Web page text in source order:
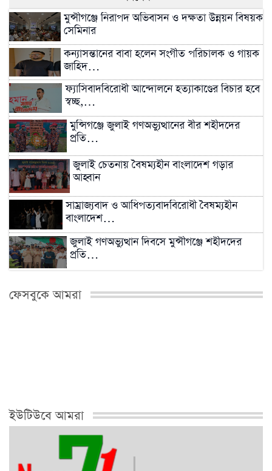
মুন্সীগঞ্জে নিরাপদ অভিবাসন ও দক্ষতা উন্নয়ন বিষয়ক
সেমিনার
কন্যাসন্তানের বাবা হলেন সংগীত পরিচালক ও গায়ক
জাহিদ…
ফ্যাসিবাদবিরোধী আন্দোলনে হত্যাকাণ্ডের বিচার হবে
স্বচ্ছ,…
মুন্সিগঞ্জে জুলাই গণঅভ্যুত্থানের বীর শহীদদের
প্রতি…
জুলাই চেতনায় বৈষম্যহীন বাংলাদেশ গড়ার
আহ্বান
সাম্রাজ্যবাদ ও আধিপত্যবাদবিরোধী বৈষম্যহীন
বাংলাদেশ…
জুলাই গণঅভ্যুত্থান দিবসে মুন্সীগঞ্জে শহীদদের
প্রতি…
নজরদারি…
ফেসবুকে আমরা
ইউটিউবে আমরা